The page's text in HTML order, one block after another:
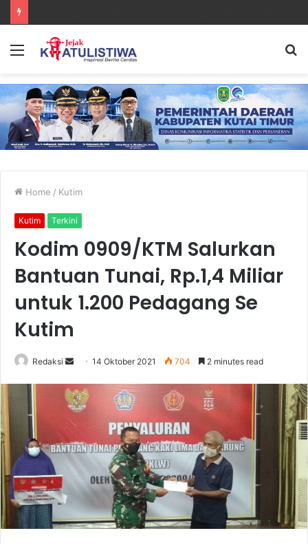
Menu
Home / Kutim
Kutim Terkini
Kodim 0909/KTM Salurkan
Bantuan Tunai, Rp.1,4 Miliar
untuk 1.200 Pedagang Se
Kutim
Redaksi
Send
email
14 Oktober 2021 704 2 minutes read